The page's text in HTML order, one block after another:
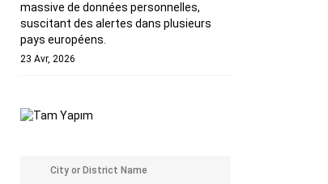
massive de données personnelles,
suscitant des alertes dans plusieurs
pays européens.
23 Avr, 2026